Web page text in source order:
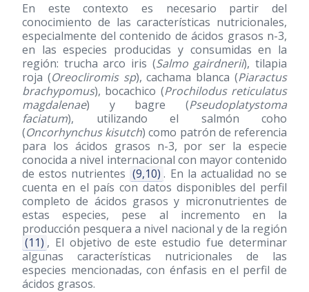
En este contexto es necesario partir del
conocimiento de las características nutricionales,
especialmente del contenido de ácidos grasos n-3,
en las especies producidas y consumidas en la
región: trucha arco iris (Salmo gairdnerii), tilapia
roja (Oreocliromis sp), cachama blanca (Piaractus
brachypomus), bocachico (Prochilodus reticulatus
magdalenae) y bagre (Pseudoplatystoma
faciatum), utilizando el salmón coho
(Oncorhynchus kisutch) como patrón de referencia
para los ácidos grasos n-3, por ser la especie
conocida a nivel internacional con mayor contenido
de estos nutrientes (9,10) . En la actualidad no se
cuenta en el país con datos disponibles del perfil
completo de ácidos grasos y micronutrientes de
estas especies, pese al incremento en la
producción pesquera a nivel nacional y de la región
(11) , El objetivo de este estudio fue determinar
algunas características nutricionales de las
especies mencionadas, con énfasis en el perfil de
ácidos grasos.